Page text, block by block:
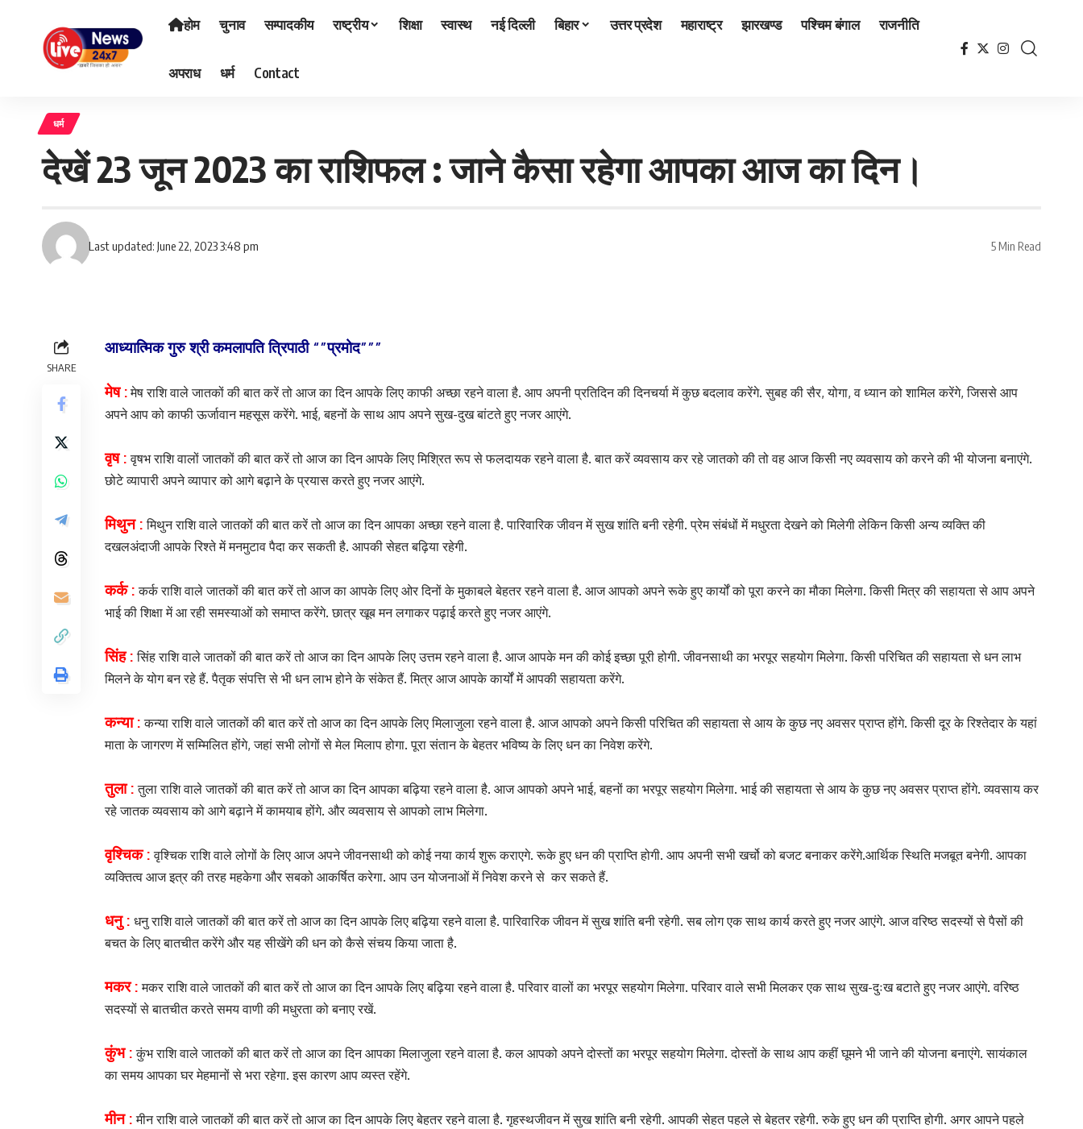
होम चुनाव सम्पादकीय राष्ट्रीय शिक्षा स्वास्थ नई दिल्ली बिहार उत्तर प्रदेश महाराष्ट्र झारखण्ड पश्चिम बंगाल राजनीति
अपराध धर्म Contact
धर्म
देखें 23 जून 2023 का राशिफल : जाने कैसा रहेगा आपका आज का दिन।
Last updated: June 22, 2023 3:48 pm 5 Min Read
SHARE
आध्यात्मिक गुरु श्री कमलापति त्रिपाठी “”प्रमोद”””
मेष :मेष राशि वाले जातकों की बात करें तो आज का दिन आपके लिए काफी अच्छा रहने वाला है. आप अपनी प्रतिदिन की दिनचर्या में कुछ बदलाव करेंगे. सुबह की सैर, योगा, व ध्यान को शामिल करेंगे, जिससे आप
अपने आप को काफी ऊर्जावान महसूस करेंगे. भाई, बहनों के साथ आप अपने सुख-दुख बांटते हुए नजर आएंगे.
वृष : वृषभ राशि वालों जातकों की बात करें तो आज का दिन आपके लिए मिश्रित रूप से फलदायक रहने वाला है. बात करें व्यवसाय कर रहे जातको की तो वह आज किसी नए व्यवसाय को करने की भी योजना बनाएंगे.
छोटे व्यापारी अपने व्यापार को आगे बढ़ाने के प्रयास करते हुए नजर आएंगे.
मिथुन : मिथुन राशि वाले जातकों की बात करें तो आज का दिन आपका अच्छा रहने वाला है. पारिवारिक जीवन में सुख शांति बनी रहेगी. प्रेम संबंधों में मधुरता देखने को मिलेगी लेकिन किसी अन्य व्यक्ति की
दखलअंदाजी आपके रिश्ते में मनमुटाव पैदा कर सकती है. आपकी सेहत बढ़िया रहेगी.
कर्क : कर्क राशि वाले जातकों की बात करें तो आज का आपके लिए ओर दिनों के मुकाबले बेहतर रहने वाला है. आज आपको अपने रूके हुए कार्यों को पूरा करने का मौका मिलेगा. किसी मित्र की सहायता से आप अपने
भाई की शिक्षा में आ रही समस्याओं को समाप्त करेंगे. छात्र खूब मन लगाकर पढ़ाई करते हुए नजर आएंगे.
सिंह : सिंह राशि वाले जातकों की बात करें तो आज का दिन आपके लिए उत्तम रहने वाला है. आज आपके मन की कोई इच्छा पूरी होगी. जीवनसाथी का भरपूर सहयोग मिलेगा. किसी परिचित की सहायता से धन लाभ
मिलने के योग बन रहे हैं. पैतृक संपत्ति से भी धन लाभ होने के संकेत हैं. मित्र आज आपके कार्यों में आपकी सहायता करेंगे.
कन्या : कन्या राशि वाले जातकों की बात करें तो आज का दिन आपके लिए मिलाजुला रहने वाला है. आज आपको अपने किसी परिचित की सहायता से आय के कुछ नए अवसर प्राप्त होंगे. किसी दूर के रिश्तेदार के यहां
माता के जागरण में सम्मिलित होंगे, जहां सभी लोगों से मेल मिलाप होगा. पूरा संतान के बेहतर भविष्य के लिए धन का निवेश करेंगे.
तुला : तुला राशि वाले जातकों की बात करें तो आज का दिन आपका बढ़िया रहने वाला है. आज आपको अपने भाई, बहनों का भरपूर सहयोग मिलेगा. भाई की सहायता से आय के कुछ नए अवसर प्राप्त होंगे. व्यवसाय कर
रहे जातक व्यवसाय को आगे बढ़ाने में कामयाब होंगे. और व्यवसाय से आपको लाभ मिलेगा.
वृश्चिक : वृश्चिक राशि वाले लोगों के लिए आज अपने जीवनसाथी को कोई नया कार्य शुरू कराएगे. रूके हुए धन की प्राप्ति होगी. आप अपनी सभी खर्चो को बजट बनाकर करेंगे.आर्थिक स्थिति मजबूत बनेगी. आपका
व्यक्तित्व आज इत्र की तरह महकेगा और सबको आकर्षित करेगा. आप उन योजनाओं में निवेश करने से कर सकते हैं.
धनु : धनु राशि वाले जातकों की बात करें तो आज का दिन आपके लिए बढ़िया रहने वाला है. पारिवारिक जीवन में सुख शांति बनी रहेगी. सब लोग एक साथ कार्य करते हुए नजर आएंगे. आज वरिष्ठ सदस्यों से पैसों की
बचत के लिए बातचीत करेंगे और यह सीखेंगे की धन को कैसे संचय किया जाता है.
मकर : मकर राशि वाले जातकों की बात करें तो आज का दिन आपके लिए बढ़िया रहने वाला है. परिवार वालों का भरपूर सहयोग मिलेगा. परिवार वाले सभी मिलकर एक साथ सुख-दुःख बटाते हुए नजर आएंगे. वरिष्ठ
सदस्यों से बातचीत करते समय वाणी की मधुरता को बनाए रखें.
कुंभ : कुंभ राशि वाले जातकों की बात करें तो आज का दिन आपका मिलाजुला रहने वाला है. कल आपको अपने दोस्तों का भरपूर सहयोग मिलेगा. दोस्तों के साथ आप कहीं घूमने भी जाने की योजना बनाएंगे. सायंकाल
का समय आपका घर मेहमानों से भरा रहेगा. इस कारण आप व्यस्त रहेंगे.
मीन : मीन राशि वाले जातकों की बात करें तो आज का दिन आपके लिए बेहतर रहने वाला है. गृहस्थजीवन में सुख शांति बनी रहेगी. आपकी सेहत पहले से बेहतर रहेगी. रुके हुए धन की प्राप्ति होगी. अगर आपने पहले